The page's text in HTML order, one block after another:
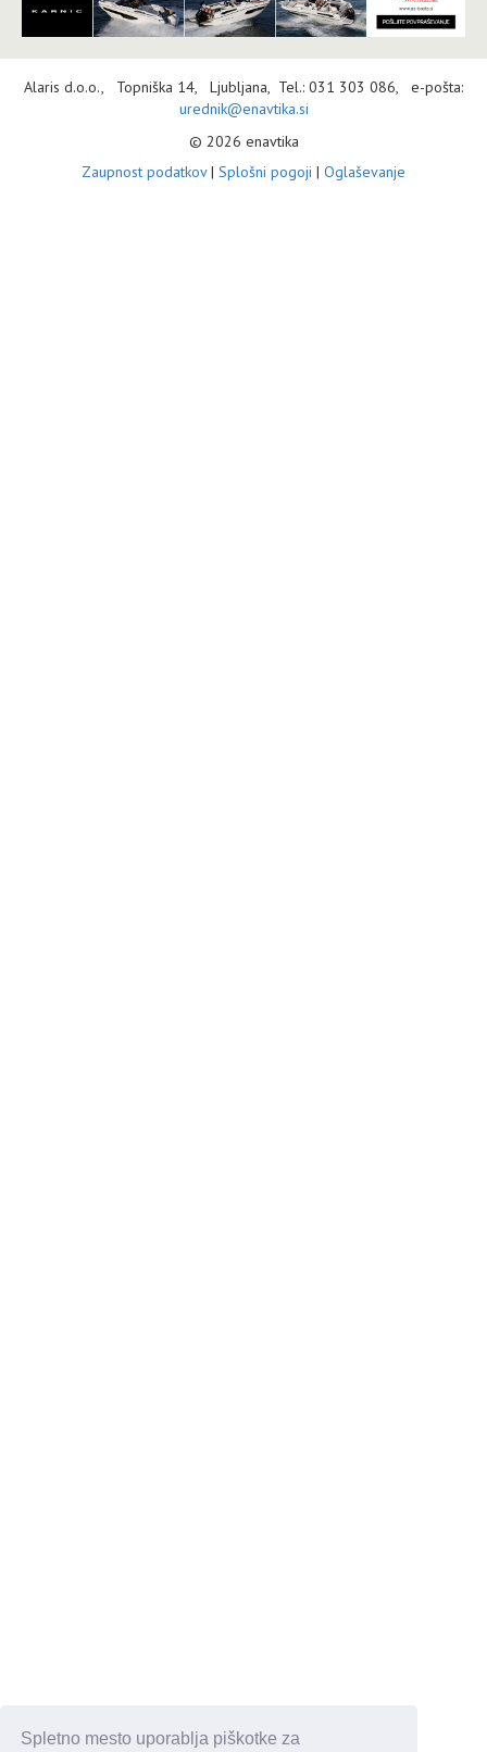
Spletno mesto uporablja piškotke za
Alaris d.o.o., Topniška 14, Ljubljana, Tel.: 031 303 086, e-pošta:
urednik@enavtika.si
© 2026 enavtika
Zaupnost podatkov| Splošni pogoji | Oglaševanje